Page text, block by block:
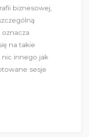
biznesowej,
na takie
nic innego jak
sesje